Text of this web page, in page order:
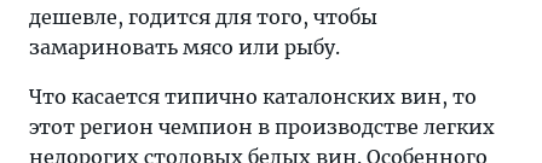
дешевле, годится для того, чтобы
замариновать мясо или рыбу.
Что касается типично каталонских вин, то
этот регион чемпион в производстве легких
недорогих столовых белых вин. Особенного